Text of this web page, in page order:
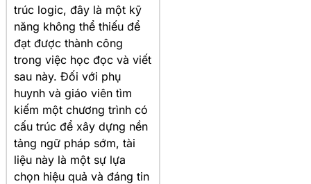
trúc logic, đây là một kỹ
năng không thể thiếu để
đạt được thành công
trong việc học đọc và viết
sau này. Đối với phụ
huynh và giáo viên tìm
kiếm một chương trình có
cấu trúc để xây dựng nền
tảng ngữ pháp sớm, tài
liệu này là một sự lựa
chọn hiệu quả và đáng tin